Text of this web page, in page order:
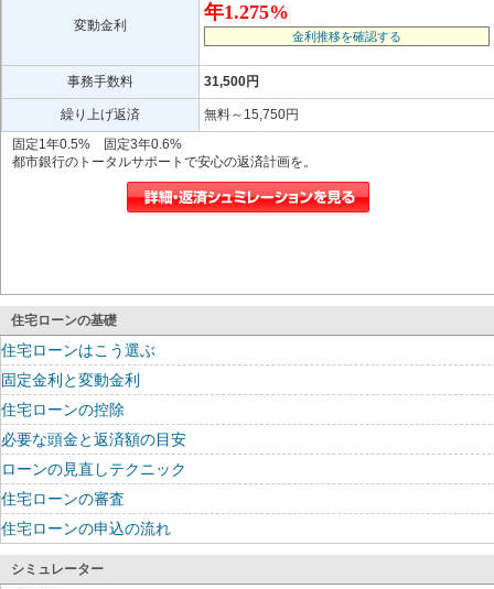
変動金利
年1.275%
金利推移を確認する
事務手数料 31,500円
繰り上げ返済
無料～15,750円
固定1年0.5% 固定3年0.6%
都市銀行のトータルサポートで安心の返済計画を。
住宅ローンの基礎
住宅ローンはこう選ぶ
固定金利と変動金利
住宅ローンの控除
必要な頭金と返済額の目安
ローンの見直しテクニック
住宅ローンの審査
住宅ローンの申込の流れ
シミュレーター